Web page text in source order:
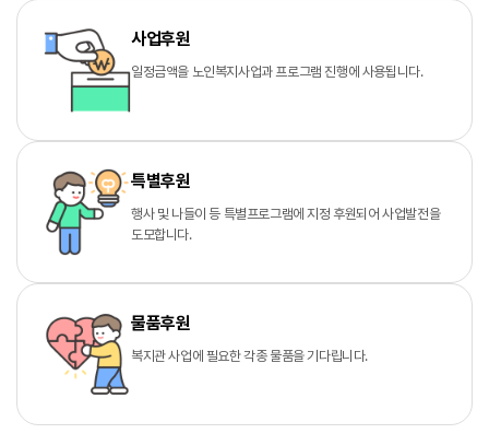
사업후원
일정금액을 노인복지사업과 프로그램 진행에 사용됩니다.
특별후원
행사 및 나들이 등 특별프로그램에 지정 후원되어 사업발전을
도모합니다.
물품후원
복지관 사업에 필요한 각종 물품을 기다립니다.